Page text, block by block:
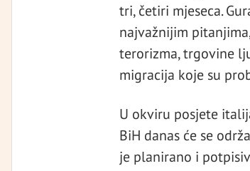
tri, četiri mjeseca.
najvažnijim
terorizma, trgovine
migracija koje su
U okviru posjete
BiH danas će se
je planirano i